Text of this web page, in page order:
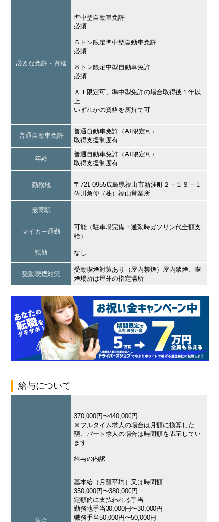
必要な免許・資格
準中型自動車免許
必須
５トン限定準中型自動車免許
必須
８トン限定中型自動車免許
必須
ＡＴ限定可、準中型免許の場合取得後１年以
上
いずれかの資格を所持で可
普通自動車免許
普通自動車免許（AT限定可）
取得支援制度有
年齢
普通自動車免許（AT限定可）
取得支援制度有
勤務地
〒721-0955広島県福山市新涯町２－１８－１
佐川急便（株）福山営業所
最寄駅
マイカー通勤
可能（駐車場完備・通勤時ガソリン代全額支
給）
転勤 なし
受動喫煙対策
受動喫煙対策あり（屋内禁煙）屋内禁煙、喫
煙場所は屋外の指定場所
給与について
賃金
370,000円〜440,000円
※フルタイム求人の場合は月額に換算した
額、パート求人の場合は時間額を表示してい
ます
給与の内訳
基本給（月額平均）又は時間額
350,000円〜380,000円
定額的に支払われる手当
勤務地手当30,000円〜30,000円
職務手当50,000円〜50,000円